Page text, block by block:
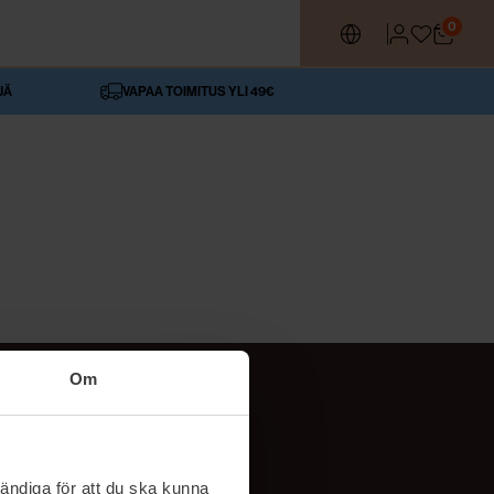
Om
för att du ska kunna
0
VAPAA TOIMITUS YLI 49€
SEURAA MEITÄ